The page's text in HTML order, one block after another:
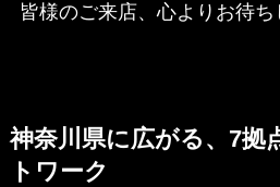
皆様のご来店、心よりお待ち
神奈川県に広がる、7拠
トワーク